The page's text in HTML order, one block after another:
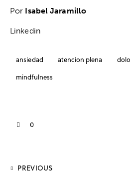
Por Isabel Jaramillo
Linkedin
ansiedad atencion plena
mindfulness
0
PREVIOUS